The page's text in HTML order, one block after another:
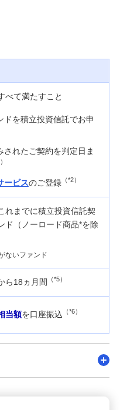
べて満たすこと
ドを積立投資信託でお申
されたご契約を判定日ま
ービスのご登録 （*2）
れまでに積立投資信託契
ド（ノーロード商品*を除
ないファンド
ら18ヵ月間 （*5）
当額を口座振込 （*6）